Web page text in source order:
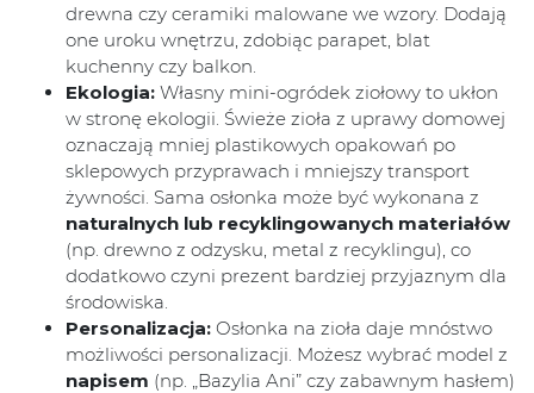
drewna czy ceramiki malowane we wzory. Dodają
one uroku wnętrzu, zdobiąc parapet, blat
kuchenny czy balkon.
Ekologia: Własny mini-ogródek ziołowy to ukłon
w stronę ekologii. Świeże zioła z uprawy domowej
oznaczają mniej plastikowych opakowań po
sklepowych przyprawach i mniejszy transport
żywności. Sama osłonka może być wykonana z
naturalnych lub recyklingowanych materiałów
(np. drewno z odzysku, metal z recyklingu), co
dodatkowo czyni prezent bardziej przyjaznym dla
środowiska.
Personalizacja: Osłonka na zioła daje mnóstwo
możliwości personalizacji. Możesz wybrać model z
napisem (np. „Bazylia Ani” czy zabawnym hasłem)